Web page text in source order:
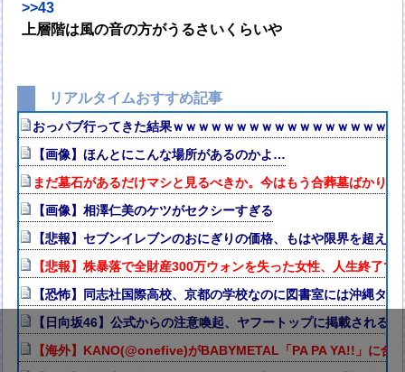
>>43
上層階は風の音の方がうるさいくらいや
リアルタイムおすすめ記事
おっパブ行ってきた結果ｗｗｗｗｗｗｗｗｗｗｗｗｗｗｗｗｗｗ
【画像】ほんとにこんな場所があるのかよ…
まだ墓石があるだけマシと見るべきか。今はもう合葬墓ばかり
【画像】相澤仁美のケツがセクシーすぎる
【悲報】セブンイレブンのおにぎりの価格、もはや限界を超える
【悲報】株暴落で全財産300万ウォンを失った女性、人生終了で
【恐怖】同志社国際高校、京都の学校なのに図書室には沖縄タ
【日向坂46】公式からの注意喚起、ヤフートップに掲載される
【海外】KANO(@onefive)がBABYMETAL「PA PA YA!!」に合